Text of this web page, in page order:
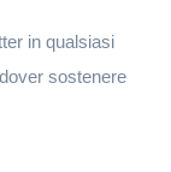
in qualsiasi
sostenere